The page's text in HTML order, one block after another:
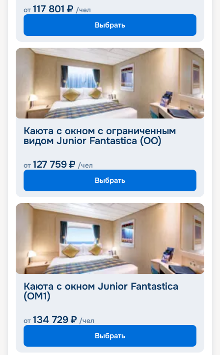
от 117 801 ₽ /чел
Выбрать
Каюта с окном с ограниченным
видом Junior Fantastica (OO)
от 127 759 ₽ /чел
Выбрать
Каюта с окном Junior Fantastica
(OM1)
от 134 729 ₽ /чел
Выбрать